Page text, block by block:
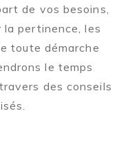
de vos besoins,
pertinence, les
toute démarche
le temps
des conseils